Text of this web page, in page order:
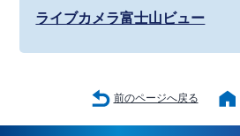
ライブカメラ富士山ビュー
前のページへ戻る